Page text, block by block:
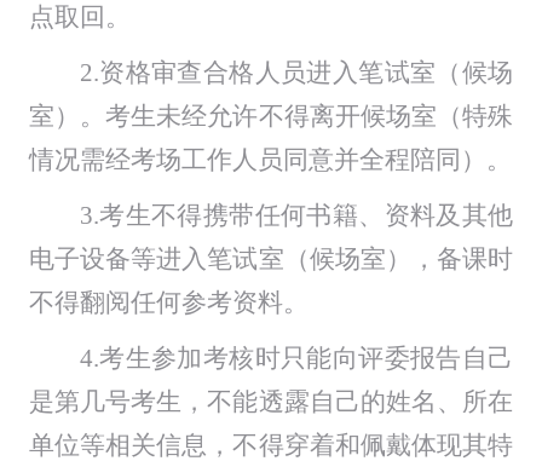
点取回。
2.资格审查合格人员进入笔试室（候场
室）。考生未经允许不得离开候场室（特殊
情况需经考场工作人员同意并全程陪同）。
3.考生不得携带任何书籍、资料及其他
电子设备等进入笔试室（候场室）
，备课时
不得翻阅任何参考资料。
4.考生参加考核时只能向评委报告自己
是第几号考生，不能透露自己的姓名、所在
单位等相关信息，不得穿着和佩戴体现其特